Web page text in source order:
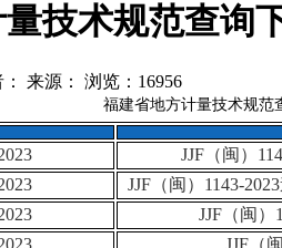
技术规范查询
来源： 浏览：16956
福建省地方计量技术规
JJF（闽）
JJF（闽）1143-
JJF（闽